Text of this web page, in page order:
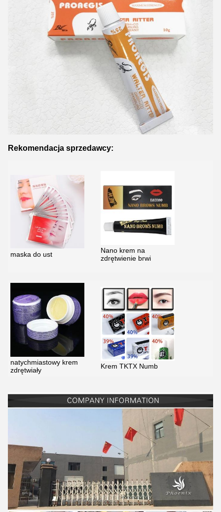
Rekomendacja sprzedawcy:
maska ​​do ust
Nano krem ​​na
zdrętwienie brwi
natychmiastowy krem ​​
zdrętwiały
Krem TKTX Numb